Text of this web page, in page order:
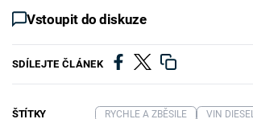
Vstoupit do diskuze
SDÍLEJTE ČLÁNEK
ŠTÍTKY RYCHLE A ZBĚSILE VIN DIESEL